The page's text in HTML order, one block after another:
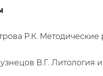
Р.К.
В.Г. Литология